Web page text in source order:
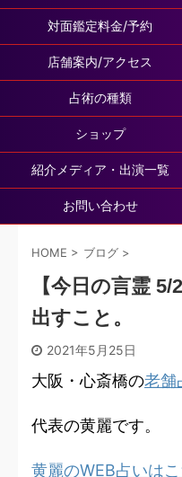
対面鑑定料金/予約
店舗案内/アクセス
占術の種類
ショップ
紹介メディア・出演一覧
お問い合わせ
HOME > ブログ >
【今日の言霊
出すこと。
2021年5月25日
大阪・心斎橋の老舗
代表の黄麗です。
黄麗のWEB占いは